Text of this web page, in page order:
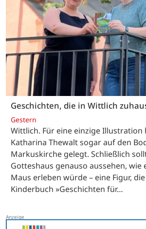
Geschichten, die in Wittlich
Gestern
Wittlich. Für eine einzige Illustration
Katharina Thewalt sogar auf den
Markuskirche gelegt. Schließlich
Gotteshaus genauso aussehen, wie
Maus erleben würde – eine Figur,
Kinderbuch »Geschichten für…